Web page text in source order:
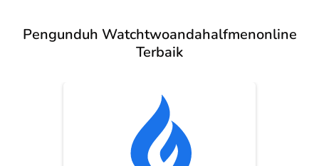
Pengunduh Watchtwoandahalfmenonline
Terbaik